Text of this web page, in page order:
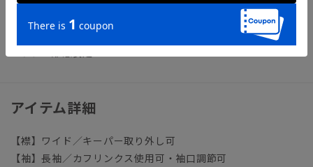
ビジネス ワイシャツ ノーアイロン ノンアイロン イージ
アイテム詳細
【襟】ワイド／キーパー取り外し可
【袖】長袖／カフリンクス使用可・袖口調節可